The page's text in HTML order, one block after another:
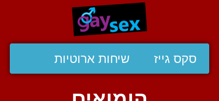
סקס גייז שיחות ארוטיות